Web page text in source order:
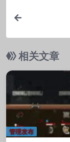
相关文章
管理发布